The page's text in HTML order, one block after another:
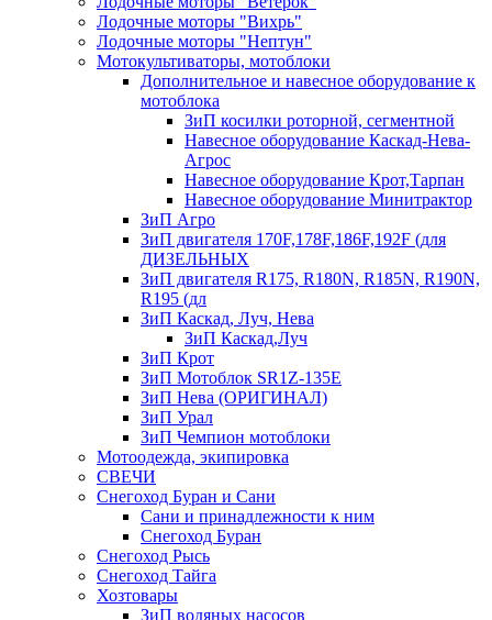
Лодочные моторы "Вихрь"
Лодочные моторы "Нептун"
Мотокультиваторы, мотоблоки
Дополнительное и навесное оборудование к
мотоблока
ЗиП косилки роторной, сегментной
Навесное оборудование Каскад-Нева-
Агрос
Навесное оборудование Крот,Тарпан
Навесное оборудование Минитрактор
ЗиП Агро
ЗиП двигателя 170F,178F,186F,192F (для
ДИЗЕЛЬНЫХ
ЗиП двигателя R175, R180N, R185N, R190N,
R195 (дл
ЗиП Каскад, Луч, Нева
ЗиП Каскад,Луч
ЗиП Крот
ЗиП Мотоблок SR1Z-135E
ЗиП Нева (ОРИГИНАЛ)
ЗиП Урал
ЗиП Чемпион мотоблоки
Мотоодежда, экипировка
СВЕЧИ
Снегоход Буран и Сани
Сани и принадлежности к ним
Снегоход Буран
Снегоход Рысь
Снегоход Тайга
Хозтовары
ЗиП водяных насосов